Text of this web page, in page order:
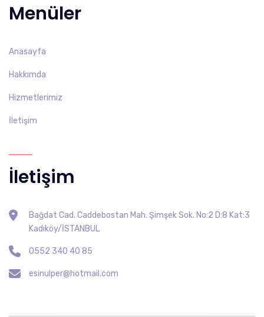
Menüler
Anasayfa
Hakkımda
Hizmetlerimiz
İletişim
İletişim
Bağdat Cad. Caddebostan Mah. Şimşek Sok. No:2 D:8 Kat:3
Kadıköy/İSTANBUL
0552 340 40 85
esinulper@hotmail.com